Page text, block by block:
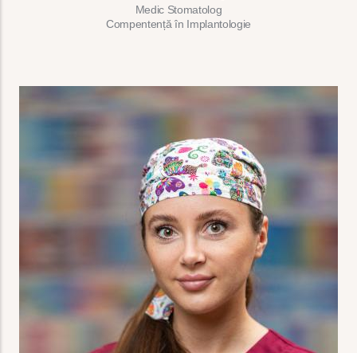
Medic Stomatolog
Compentență în Implantologie